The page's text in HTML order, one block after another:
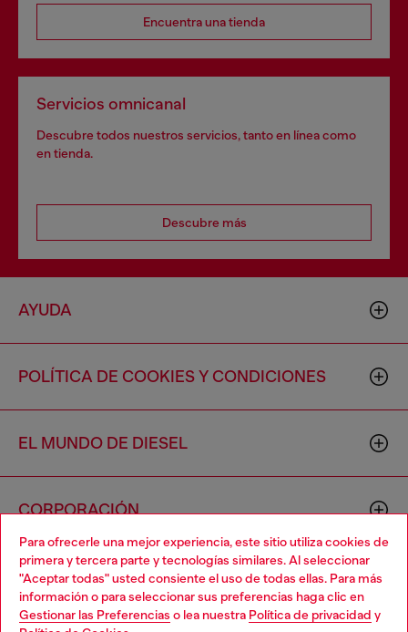
Para ofrecerle una mejor experiencia, este sitio utiliza cookies de
primera y tercera parte y tecnologías similares. Al seleccionar
"Aceptar todas" usted consiente el uso de todas ellas. Para más
información o para seleccionar sus preferencias haga clic en
Gestionar las Preferencias o lea nuestra Política de privacidad y
Encuentra una tienda
Servicios omnicanal
Descubre todos nuestros servicios, tanto en línea como
en tienda.
Descubre más
AYUDA
POLÍTICA DE COOKIES Y CONDICIONES
EL MUNDO DE DIESEL
CORPORACIÓN